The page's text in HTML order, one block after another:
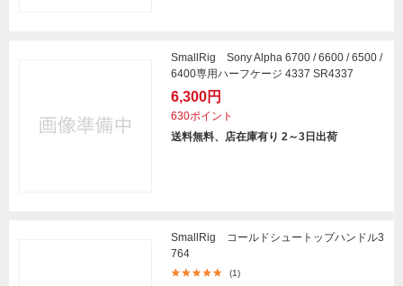
SmallRig Sony Alpha 6700 / 6600 / 6500 /
6400専用ハーフケージ 4337 SR4337
6,300円
630ポイント
送料無料、店在庫有り 2～3日出荷
SmallRig コールドシュートップハンドル3
764
(1)